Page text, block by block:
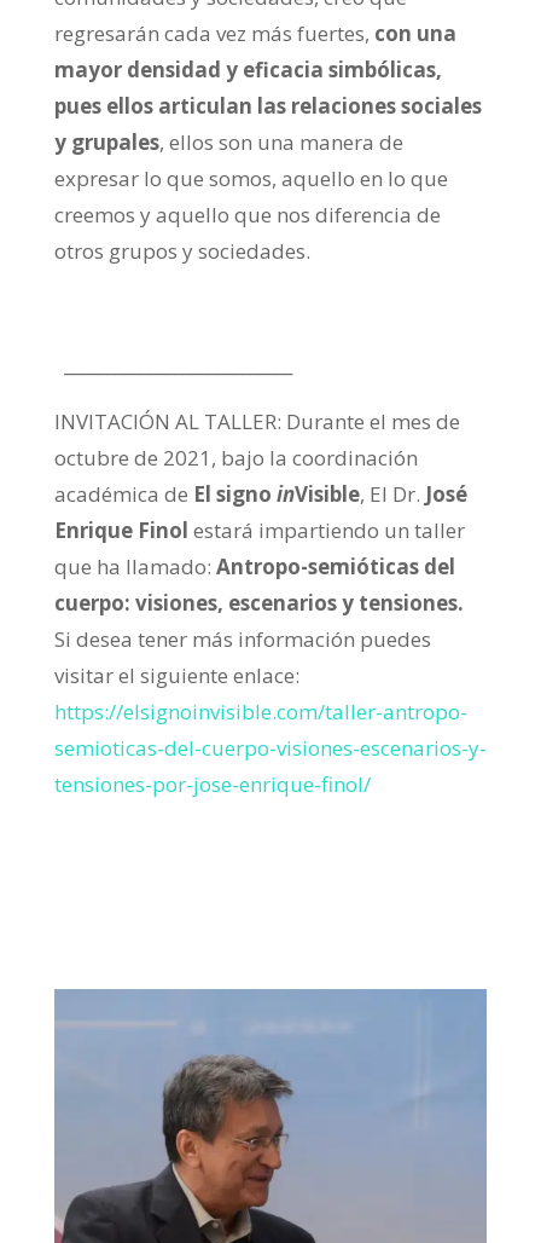
regresarán cada vez más fuertes, con una
mayor densidad y eficacia simbólicas,
pues ellos articulan las relaciones sociales
y grupales, ellos son una manera de
expresar lo que somos, aquello en lo que
creemos y aquello que nos diferencia de
otros grupos y sociedades.
INVITACIÓN AL TALLER: Durante el mes de
octubre de 2021, bajo la coordinación
académica de El signo inVisible, El Dr. José
Enrique Finol estará impartiendo un taller
que ha llamado: Antropo-semióticas del
cuerpo: visiones, escenarios y tensiones.
Si desea tener más información puedes
visitar el siguiente enlace:
https://elsignoinvisible.com/taller-antropo-
semioticas-del-cuerpo-visiones-escenarios-y-
tensiones-por-jose-enrique-finol/